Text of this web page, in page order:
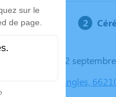
Le mardi 02
Église les Angles,